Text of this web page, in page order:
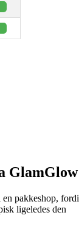
GlamGlow
pakkeshop, fordi
ligeledes den